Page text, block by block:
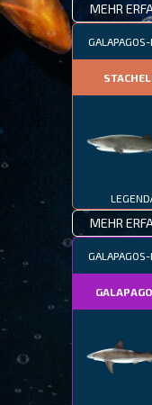
MEHR
MEHR